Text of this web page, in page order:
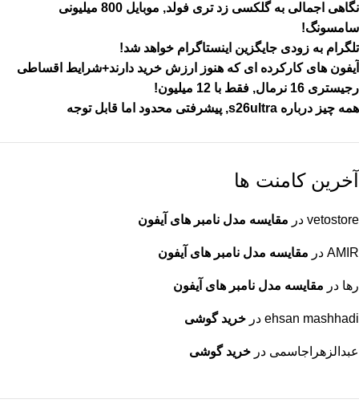
نگاهی اجمالی به گلکسی زد تری فولد, موبایل 800 میلیونی
سامسونگ!
تلگرام به زودی جایگزین اینستاگرام خواهد شد!
آیفون های کارکرده ای که هنوز ارزش خرید دارند+شرایط اقساطی
رجیستری 16 نرمال, فقط با 12 میلیون!
همه چیز درباره s26ultra, پیشرفتی محدود اما قابل توجه
آخرین کامنت ها
vetostore در مقایسه مدل نامبر های آیفون
AMIR در مقایسه مدل نامبر های آیفون
رها در مقایسه مدل نامبر های آیفون
ehsan mashhadi در خرید گوشی
عبدالزهراجاسمی در خرید گوشی